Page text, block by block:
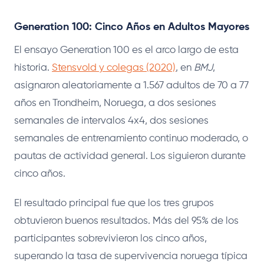
Generation 100: Cinco Años en Adultos Mayores
El ensayo Generation 100 es el arco largo de esta
historia. Stensvold y colegas (2020), en BMJ,
asignaron aleatoriamente a 1.567 adultos de 70 a 77
años en Trondheim, Noruega, a dos sesiones
semanales de intervalos 4x4, dos sesiones
semanales de entrenamiento continuo moderado, o
pautas de actividad general. Los siguieron durante
cinco años.
El resultado principal fue que los tres grupos
obtuvieron buenos resultados. Más del 95% de los
participantes sobrevivieron los cinco años,
superando la tasa de supervivencia noruega típica